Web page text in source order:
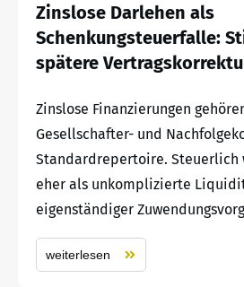
Zinslose Darlehen als
Schenkungsteuerfalle:
spätere
Zinslose Finanzierungen
Gesellschafter- und
Standardrepertoire. Steuerlich
eher als unkomplizierte
eigenständiger
weiterlesen